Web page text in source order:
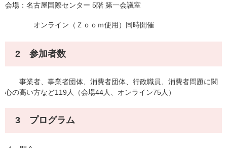
会場：名古屋国際センター 5階 第一会議室
オンライン（Ｚｏｏｍ使用）同時開催
2 参加者数
事業者、事業者団体、消費者団体、行政職員、消費者問題に関
心の高い方など119人（会場44人、オンライン75人）
3 プログラム